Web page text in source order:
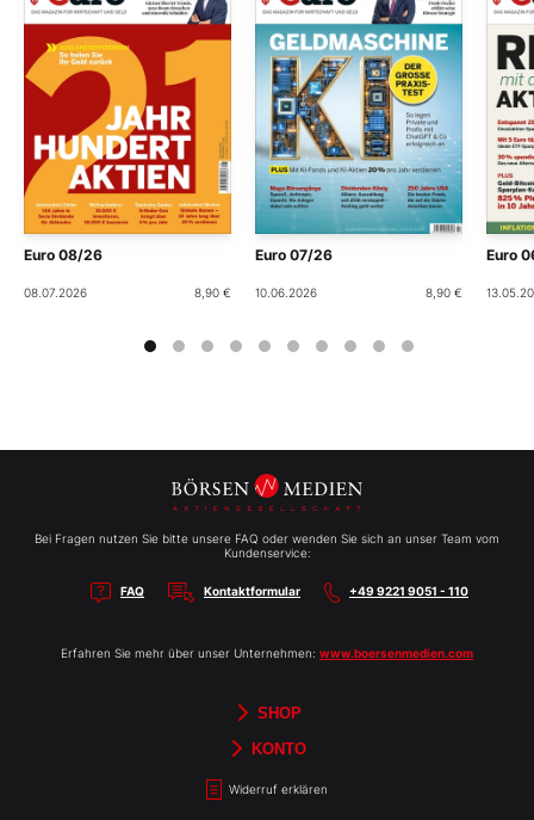
Euro 08/26
08.07.2026 8,90 €
Euro 07/26
10.06.2026 8,90 €
Euro
Bei Fragen nutzen Sie bitte unsere FAQ oder wenden Sie sich an unser Team vom
Kundenservice:
FAQ Kontaktformular +49 9221 9051 - 110
Erfahren Sie mehr über unser Unternehmen: www.boersenmedien.com
SHOP
Börsenbriefe
Aktien-Reports
HEBELTRADER
TradingDay
Newsletter
Merchandise
Gutscheine
KONTO
Widerruf erklären